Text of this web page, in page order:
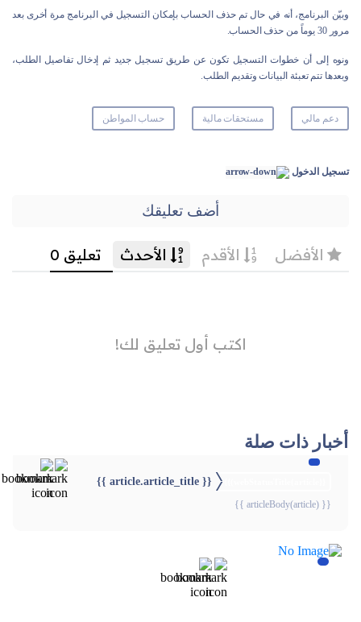
وبيّن البرنامج، أنه في حال تم حذف الحساب بإمكان التسجيل في البرنامج مرة أخرى بعد
مرور 30 يوماً من حذف الحساب.
ونوه إلى أن خطوات التسجيل تكون عن طريق تسجيل جديد ثم إدخال تفاصيل الطلب،
وبعدها تتم تعبئة البيانات وتقديم الطلب.
دعم مالي مستحقات مالية حساب المواطن
تسجيل الدخول
أضف تعليقك
أخبار ذات صلة
{{ article.article_title }}
{{ articleBody(article) }}